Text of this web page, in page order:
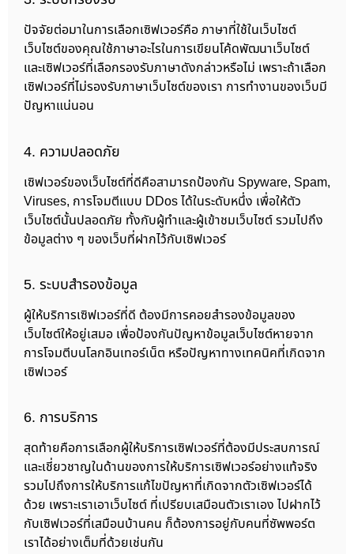
ปัจจัยต่อมาในการเลือกเซิฟเวอร์คือ ภาษาที่ใช้ในเว็บไซต์
เว็บไซต์ของคุณใช้ภาษาอะไรในการเขียนโค้ดพัฒนาเว็บไซต์
และเซิฟเวอร์ที่เลือกรองรับภาษาดังกล่าวหรือไม่ เพราะถ้าเลือก
เซิฟเวอร์ที่ไม่รองรับภาษาเว็บไซต์ของเรา การทำงานของเว็บมี
ปัญหาแน่นอน
4. ความปลอดภัย
เซิฟเวอร์ของเว็บไซต์ที่ดีคือสามารถป้องกัน Spyware, Spam,
Viruses, การโจมตีแบบ DDos ได้ในระดับหนึ่ง เพื่อให้ตัว
เว็บไซต์นั้นปลอดภัย ทั้งกับผู้ทำและผู้เข้าชมเว็บไซต์ รวมไปถึง
ข้อมูลต่าง ๆ ของเว็บที่ฝากไว้กับเซิฟเวอร์
5. ระบบสำรองข้อมูล
ผู้ให้บริการเซิฟเวอร์ที่ดี ต้องมีการคอยสำรองข้อมูลของ
เว็บไซต์ให้อยู่เสมอ เพื่อป้องกันปัญหาข้อมูลเว็บไซต์หายจาก
การโจมตีบนโลกอินเทอร์เน็ต หรือปัญหาทางเทคนิคที่เกิดจาก
เซิฟเวอร์
6. การบริการ
สุดท้ายคือการเลือกผู้ให้บริการเซิฟเวอร์ที่ต้องมีประสบการณ์
และเชี่ยวชาญในด้านของการให้บริการเซิฟเวอร์อย่างแท้จริง
รวมไปถึงการให้บริการแก้ไขปัญหาที่เกิดจากตัวเซิฟเวอร์ได้
ด้วย เพราะเราเอาเว็บไซต์ ที่เปรียบเสมือนตัวเราเอง ไปฝากไว้
กับเซิฟเวอร์ที่เสมือนบ้านคน ก็ต้องการอยู่กับคนที่ซัพพอร์ต
เราได้อย่างเต็มที่ด้วยเช่นกัน